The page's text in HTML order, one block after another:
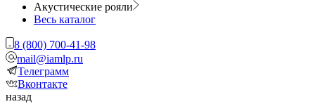
Акустические рояли
Весь каталог
8 (800) 700-41-98
mail@iamlp.ru
Телеграмм
Вконтакте
назад